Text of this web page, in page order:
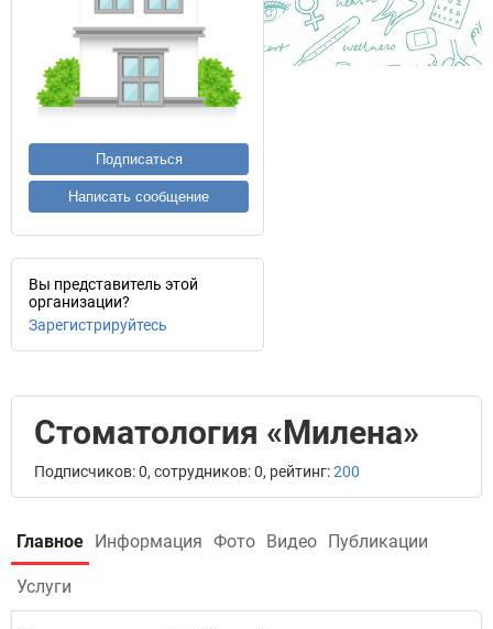
Подписаться
Написать сообщение
Вы представитель этой
организации?
Зарегистрируйтесь
Стоматология «Милена»
Подписчиков: 0, сотрудников: 0, рейтинг:200
Главное Информация Фото Видео Публикации
Услуги